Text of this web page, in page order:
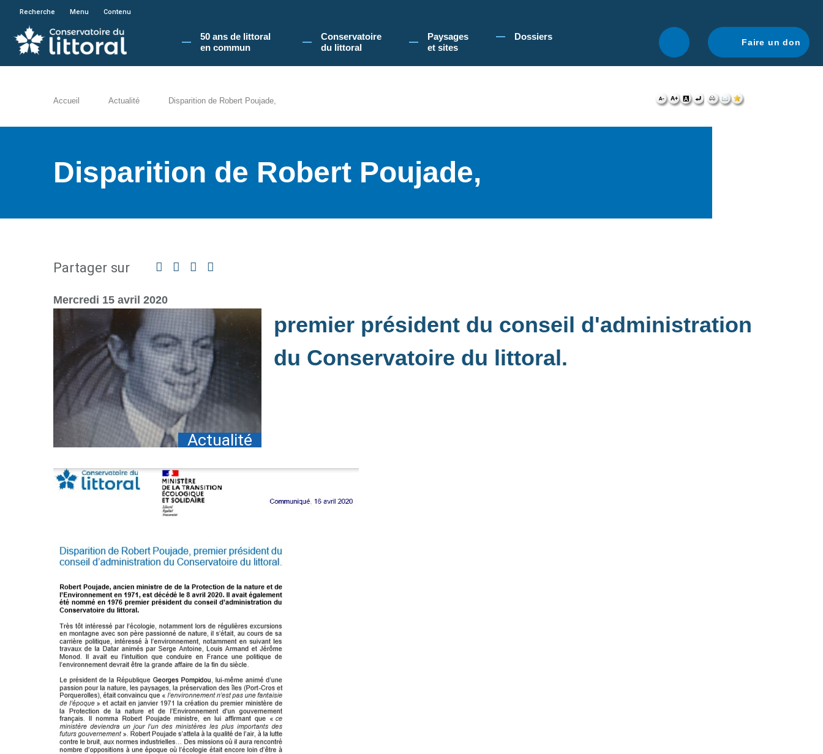
En poursuivant votre navigation sur le site du Conservatoire du littoral, vous acceptez l'utilisation de cookies pour vous proposer une navigation optimale.
Recherche Menu Contenu
50 ans de littoral
en commun​
Conservatoire
du littoral
Paysages
et sites
Dossiers
Faire un don
Accueil Actualité Disparition de Robert Poujade,
Disparition de Robert Poujade,
Partager sur Facebook
TwitterLinkedin
Mercredi 15 avril 2020
Actualité
premier président du conseil d'administration
du Conservatoire du littoral.